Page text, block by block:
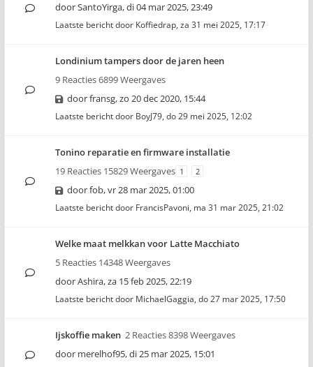
doorSantoYirga,di 04 mar 2025, 23:49
Laatste bericht door Koffiedrap, za 31 mei 2025, 17:17
Londinium tampers door de jaren heen
9 Reacties 6899 Weergaves
doorfransg,zo 20 dec 2020, 15:44
Laatste bericht door BoyJ79, do 29 mei 2025, 12:02
Tonino reparatie en firmware installatie
19 Reacties 15829 Weergaves 1 2
doorfob,vr 28 mar 2025, 01:00
Laatste bericht door FrancisPavoni, ma 31 mar 2025, 21:02
Welke maat melkkan voor Latte Macchiato
5 Reacties 14348 Weergaves
doorAshira,za 15 feb 2025, 22:19
Laatste bericht door MichaelGaggia, do 27 mar 2025, 17:50
Ijskoffie maken 2 Reacties 8398 Weergaves
door merelhof95,di 25 mar 2025, 15:01